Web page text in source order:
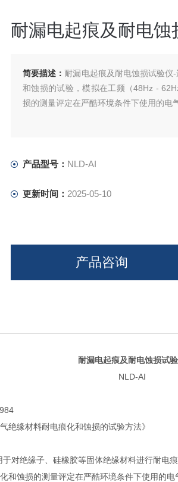
耐漏电起痕及耐电蚀
简要描述： 耐漏电起痕及耐电蚀损试验仪
和蚀损的试验，模拟在工频（48Hz -
损的测量评定在严酷环境条件下使用的电
产品型号： NLD-AI
更新时间： 2025-05-10
产品咨询
耐漏电起痕及耐电蚀损试
NLD-AI
绝缘材料耐电痕化和蚀损的试验方法》
于对绝缘子、硅橡胶等固体绝缘材料进行耐电
和蚀损的测量评定在严酷环境条件下使用的电